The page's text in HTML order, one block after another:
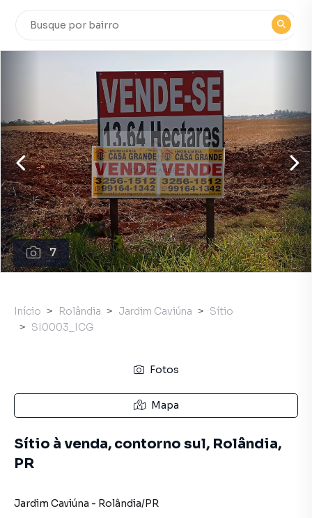
7
Início Rolândia Jardim Caviúna
Sítio
SI0003_ICG
Fotos
Mapa
Sítio à venda, contorno sul, Rolândia,
PR
Jardim Caviúna - Rolândia/PR